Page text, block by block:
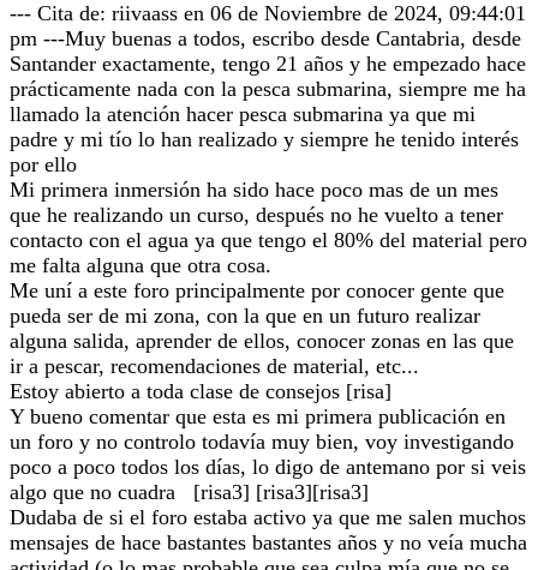
--- Cita de: riivaass en 06 de Noviembre de 2024, 09:44:01
pm ---Muy buenas a todos, escribo desde Cantabria, desde
Santander exactamente, tengo 21 años y he empezado hace
prácticamente nada con la pesca submarina, siempre me ha
llamado la atención hacer pesca submarina ya que mi
padre y mi tío lo han realizado y siempre he tenido interés
por ello
Mi primera inmersión ha sido hace poco mas de un mes
que he realizando un curso, después no he vuelto a tener
contacto con el agua ya que tengo el 80% del material pero
me falta alguna que otra cosa.
Me uní a este foro principalmente por conocer gente que
pueda ser de mi zona, con la que en un futuro realizar
alguna salida, aprender de ellos, conocer zonas en las que
ir a pescar, recomendaciones de material, etc...
Estoy abierto a toda clase de consejos [risa]
Y bueno comentar que esta es mi primera publicación en
un foro y no controlo todavía muy bien, voy investigando
poco a poco todos los días, lo digo de antemano por si veis
algo que no cuadra [risa3] [risa3][risa3]
Dudaba de si el foro estaba activo ya que me salen muchos
mensajes de hace bastantes bastantes años y no veía mucha